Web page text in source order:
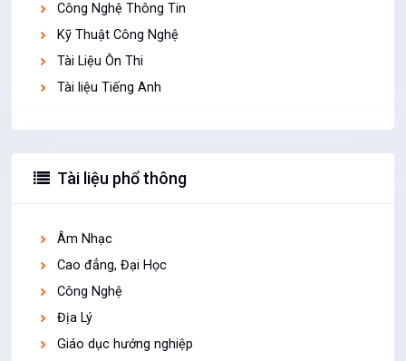
Công Nghệ Thông Tin
Kỹ Thuật Công Nghệ
Tài Liệu Ôn Thi
Tài liệu Tiếng Anh
Tài liệu phổ thông
Âm Nhạc
Cao đẳng, Đại Học
Công Nghệ
Địa Lý
Giáo dục hướng nghiệp